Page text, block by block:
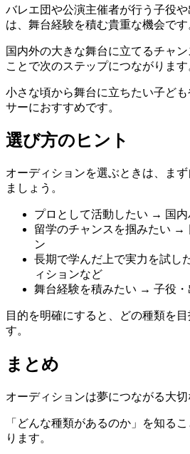
バレエ団や公演主催者が行う子役
は、舞台経験を積む貴重な機会です
国内外の大きな舞台に立てるチャ
ことで次のステップにつながります
小さな頃から舞台に立ちたい子ど
サーにおすすめです。
選び方のヒント
オーディションを選ぶときは、ま
ましょう。
プロとして活動したい → 国内
留学のチャンスを掴みたい →
ン
長期で学んだ上で実力を試し
ィションなど
舞台経験を積みたい → 子役
目的を明確にすると、どの種類を
す。
まとめ
オーディションは夢につながる大切
「どんな種類があるのか」を知る
ります。